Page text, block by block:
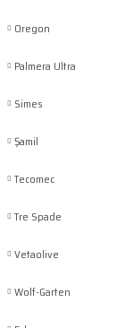
Oregon
Palmera Ultra
Simes
Şamil
Tecomec
Tre Spade
Vetaolive
Wolf-Garten